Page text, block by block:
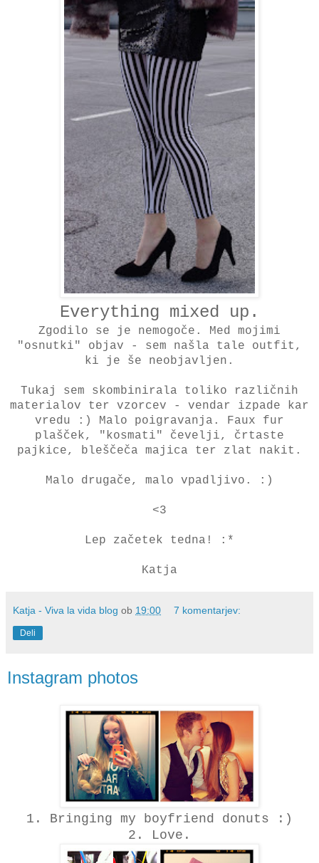
Everything mixed up.
Zgodilo se je nemogoče. Med mojimi
"osnutki" objav - sem našla tale outfit,
ki je še neobjavljen.
Tukaj sem skombinirala toliko različnih
materialov ter vzorcev - vendar izpade kar
vredu :) Malo poigravanja. Faux fur
plašček, "kosmati" čevelji, črtaste
pajkice, bleščeča majica ter zlat nakit.
Malo drugače, malo vpadljivo. :)
<3
Lep začetek tedna! :*
Katja
Katja - Viva la vida blog ob 19:00 7 komentarjev:
Deli
Instagram photos
1. Bringing my boyfriend donuts :)
2. Love.